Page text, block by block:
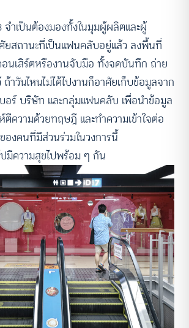
จำเป็นต้องมองทั้งในมุมผู้ผลิตและผู้
ยสถานะที่เป็นแฟนคลับอยู่แล้ว ลงพื้นที่
อนเสิร์ตหรืองานจับมือ ทั้งจดบันทึก ถ่าย
ถ้าวันไหนไม่ได้ไปงานก็อาศัยเก็บข้อมูลจาก
อร์ บริษัท และกลุ่มแฟนคลับ เพื่อนำข้อมูล
ตีความด้วยทฤษฎี และทำความเข้าใจต่อ
งคนที่มีส่วนร่วมในวงการนี้
ปมีความสุขไปพร้อม ๆ กัน